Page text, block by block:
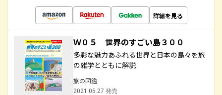
詳細を見る
Ｗ０５ 世界のすごい島３００
多彩な魅力あふれる世界と日本の島々を旅
の雑学とともに解説
旅の図鑑
2021.05.27 発売